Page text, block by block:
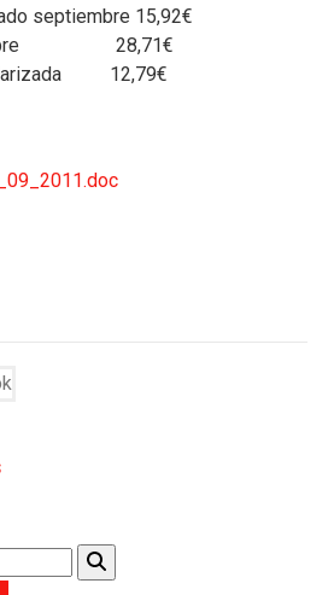
septiembre 15,92€
28,71€
12,79€